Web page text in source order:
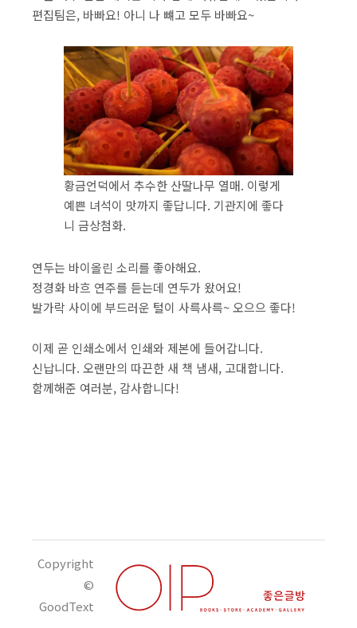
편집팀은, 바빠요! 아니 나 뺴고 모두 바빠요~
황금언덕에서 추수한 산딸나무 열매. 이렇게
예쁜 녀석이 맛까지 좋답니다. 기관지에 좋다
니 금상첨화.
연두는 바이올린 소리를 좋아해요.
정경화 바흐 연주를 듣는데 연두가 왔어요!
발가락 사이에 부드러운 털이 사륵사륵~ 오으으 좋다!
이제 곧 인쇄소에서 인쇄와 제본에 들어갑니다.
신납니다. 오랜만의 따끈한 새 책 냄새, 고대합니다.
함께해준 여러분, 감사합니다!
Copyright
©
GoodText